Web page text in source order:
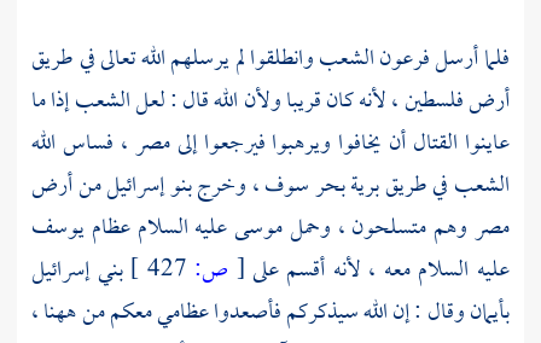
فلما أرسلفرعونالشعب وانطلقوا لم يرسلهم الله تعالى في طريق
أرضفلسطين، لأنه كان قريبا ولأن الله قال : لعل الشعب إذا ما
عاينوا القتال أن يخافوا ويرهبوا فيرجعوا إلىمصر، فساس الله
الشعب في طريق بريةبحر سوف، وخرج بنو إسرائيل من أرض
مصروهم متسلحون ، وحملموسىعليه السلام عظاميوسف
عليه السلام معه ، لأنه أقسم على[ ص:
بني إسرائيل
بأيمان وقال : إن الله سيذكركم فأصعدوا عظامي معكم من ههنا ،